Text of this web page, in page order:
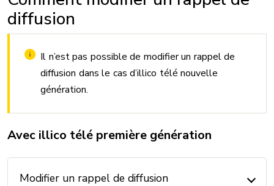
diffusion
Il n’est pas possible de modifier un rappel de
diffusion dans le cas d’illico télé nouvelle
génération.
Avec illico télé première génération
Modifier un rappel de diffusion